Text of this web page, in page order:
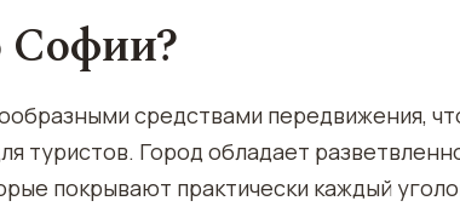
Софии?
средствами передвижения,
туристов. Город обладает
покрывают практически каждый